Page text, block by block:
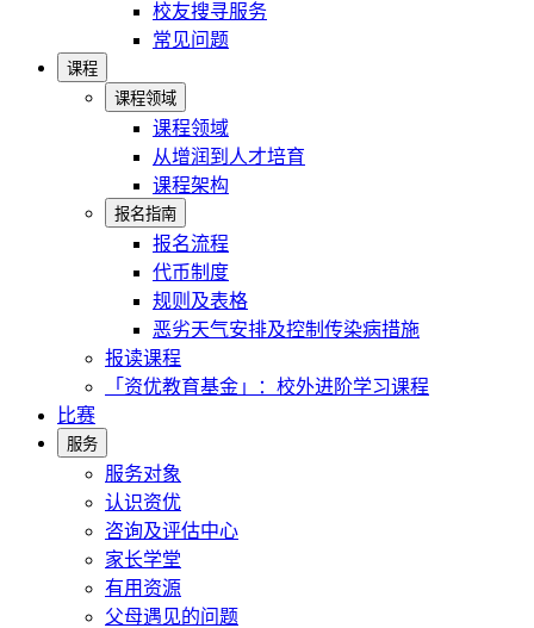
校友搜寻服务
常见问题
课程
课程领域
课程领域
从增润到人才培育
课程架构
报名指南
报名流程
代币制度
规则及表格
恶劣天气安排及控制传染病措施
报读课程
「资优教育基金」：校外进阶学习课程
比赛
服务
服务对象
认识资优
咨询及评估中心
家长学堂
有用资源
父母遇见的问题